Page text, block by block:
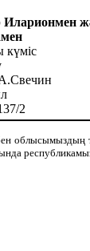
күміс
2